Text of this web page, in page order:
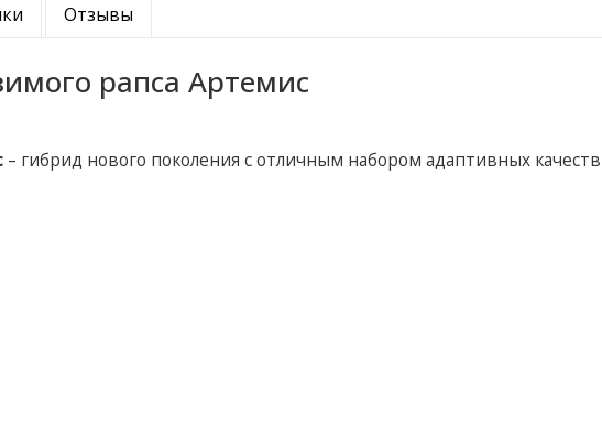
Отзывы
рапса Артемис
– гибрид нового поколения с отличным набором адаптивных